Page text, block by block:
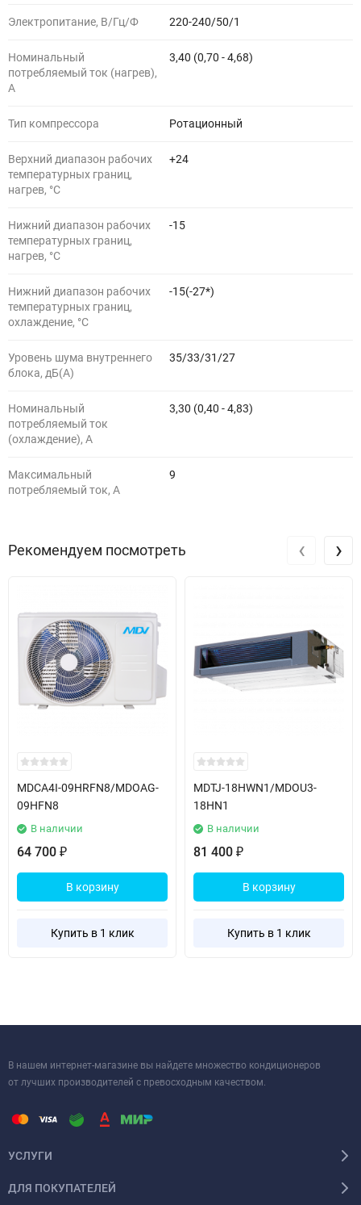
Электропитание, В/Гц/Ф 220-240/50/1
Номинальный
потребляемый ток (нагрев),
А
3,40 (0,70 - 4,68)
Тип компрессора Ротационный
Верхний диапазон рабочих
температурных границ,
нагрев, °C
+24
Нижний диапазон рабочих
температурных границ,
нагрев, °C
-15
Нижний диапазон рабочих
температурных границ,
охлаждение, °C
-15(-27*)
Уровень шума внутреннего
блока, дБ(А)
35/33/31/27
Номинальный
потребляемый ток
(охлаждение), А
3,30 (0,40 - 4,83)
Максимальный
потребляемый ток, А
9
Рекомендуем посмотреть
MDCA4I-09HRFN8/MDOAG-
09HFN8
В наличии
64 700 ₽
В корзину
Купить в 1 клик
MDTJ-18HWN1/MDOU3-
18HN1
В наличии
81 400 ₽
В корзину
Купить в 1 клик
‹ ›
В нашем интернет-магазине вы найдете множество кондиционеров
от лучших производителей с превосходным качеством.
УСЛУГИ
ДЛЯ ПОКУПАТЕЛЕЙ